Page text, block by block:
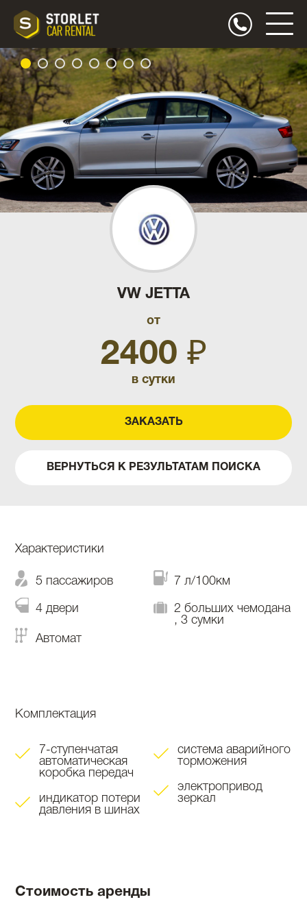
VW JETTA
от
2400 ₽
в сутки
ЗАКАЗАТЬ
ВЕРНУТЬСЯ К РЕЗУЛЬТАТАМ ПОИСКА
Характеристики
5 пассажиров 7 л/100км
4 двери
2 больших чемодана
, 3 сумки
Автомат
Комплектация
7-ступенчатая
автоматическая
коробка передач
индикатор потери
давления в шинах
система аварийного
торможения
электропривод
зеркал
Стоимость аренды